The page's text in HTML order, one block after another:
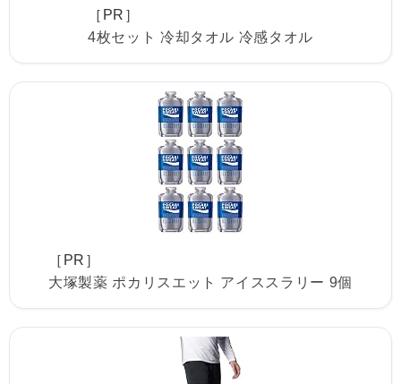
［PR］
4枚セット 冷却タオル 冷感タオル
［PR］
大塚製薬 ポカリスエット アイススラリー 9個